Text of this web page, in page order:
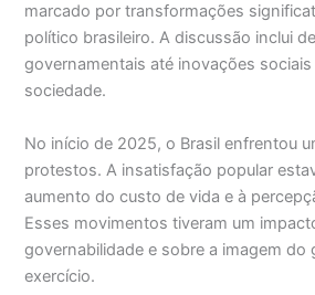
marcado por transformações
político brasileiro. A discussão inclui
governamentais até inovações
sociedade.
No início de 2025, o Brasil enfrentou
protestos. A insatisfação popular
aumento do custo de vida e à
Esses movimentos tiveram um
governabilidade e sobre a imagem do
exercício.